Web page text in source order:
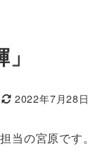
更新日
2022年7月28日
当の宮原です。